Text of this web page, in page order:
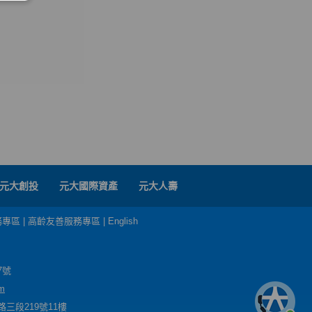
元大創投 元大國際資產 元大人壽
區 高齡友善服務專區 English
號
三段219號11樓